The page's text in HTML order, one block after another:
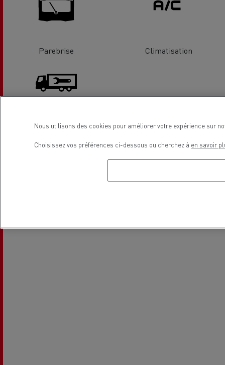
Parebrise Climatisation
Carrosserie
Nous utilisons des cookies pour améliorer votre expérience sur
Choisissez vos préférences ci-dessous ou cherchez à en savoir